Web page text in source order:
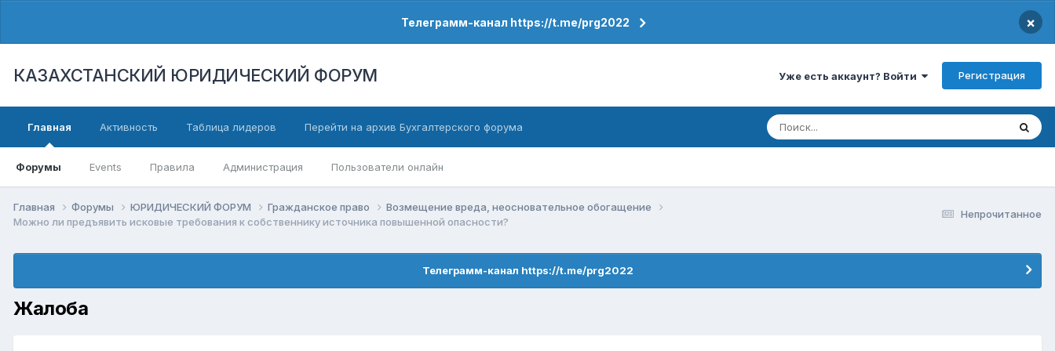
Телеграмм-канал https://t.me/prg2022 ×
КАЗАХСТАНСКИЙ ЮРИДИЧЕСКИЙ ФОРУМ Уже есть аккаунт? Войти Регистрация
Главная
Форумы Events Правила Администрация Пользователи онлайн
Активность Таблица лидеров Перейти на архив Бухгалтерского форума
Непрочитанное
Главная Форумы ЮРИДИЧЕСКИЙ ФОРУМ Гражданское право
Возмещение вреда, неосновательное обогащение
Можно ли предъявить исковые требования к собственнику источника повышенной опасности?
Телеграмм-канал https://t.me/prg2022
Жалоба